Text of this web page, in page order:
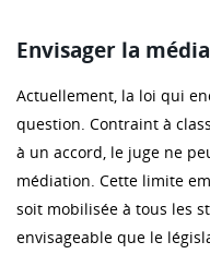
Envisager la
Actuellement, la loi qui
question. Contraint à
à un accord, le juge ne
médiation. Cette limite
soit mobilisée à tous les
envisageable que le